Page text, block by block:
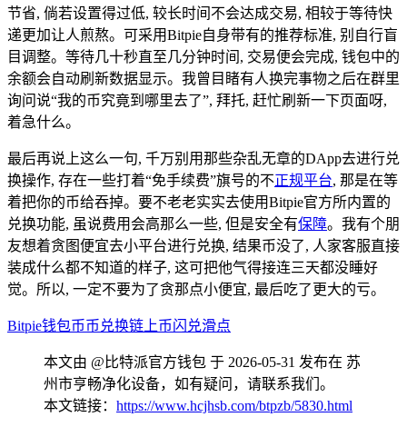
节省, 倘若设置得过低, 较长时间不会达成交易, 相较于等待快
递更加让人煎熬。可采用Bitpie自身带有的推荐标准, 别自行盲
目调整。等待几十秒直至几分钟时间, 交易便会完成, 钱包中的
余额会自动刷新数据显示。我曾目睹有人换完事物之后在群里
询问说“我的币究竟到哪里去了”, 拜托, 赶忙刷新一下页面呀,
着急什么。
最后再说上这么一句, 千万别用那些杂乱无章的DApp去进行兑
换操作, 存在一些打着“免手续费”旗号的不正规平台, 那是在等
着把你的币给吞掉。要不老老实实去使用Bitpie官方所内置的
兑换功能, 虽说费用会高那么一些, 但是安全有保障。我有个朋
友想着贪图便宜去小平台进行兑换, 结果币没了, 人家客服直接
装成什么都不知道的样子, 这可把他气得接连三天都没睡好
觉。所以, 一定不要为了贪那点小便宜, 最后吃了更大的亏。
Bitpie钱包币币兑换链上币闪兑滑点
本文由 @比特派官方钱包 于 2026-05-31 发布在 苏
州市亨畅净化设备，如有疑问，请联系我们。
本文链接： https://www.hcjhsb.com/btpzb/5830.html